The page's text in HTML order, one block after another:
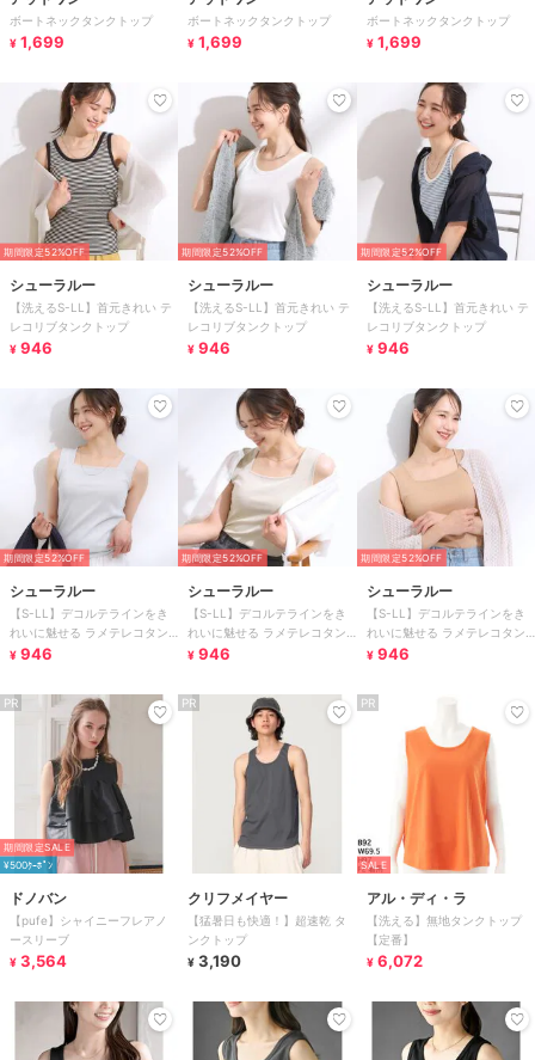
ボートネックタンクトップ
¥ 1,699
ボートネックタンクトップ
¥ 1,699
ボートネックタンクトップ
¥ 1,699
期間限定52%OFF
シューラルー
【洗えるS-LL】首元きれい テ
レコリブタンクトップ
¥ 946
期間限定52%OFF
シューラルー
【洗えるS-LL】首元きれい テ
レコリブタンクトップ
¥ 946
期間限定52%OFF
シューラルー
【洗えるS-LL】首元きれい テ
レコリブタンクトップ
¥ 946
期間限定52%OFF
シューラルー
【S-LL】デコルテラインをき
れいに魅せる ラメテレコタン
クトップ
¥ 946
期間限定52%OFF
シューラルー
【S-LL】デコルテラインをき
れいに魅せる ラメテレコタン
クトップ
¥ 946
期間限定52%OFF
シューラルー
【S-LL】デコルテラインをき
れいに魅せる ラメテレコタン
クトップ
¥ 946
PR
期間限定SALE
¥500ｸｰﾎﾟﾝ
ドノバン
【pufe】シャイニーフレアノ
ースリーブ
¥ 3,564
PR
クリフメイヤー
【猛暑日も快適！】超速乾 タ
ンクトップ
¥ 3,190
PR
SALE
アル・ディ・ラ
【洗える】無地タンクトップ
【定番】
¥ 6,072